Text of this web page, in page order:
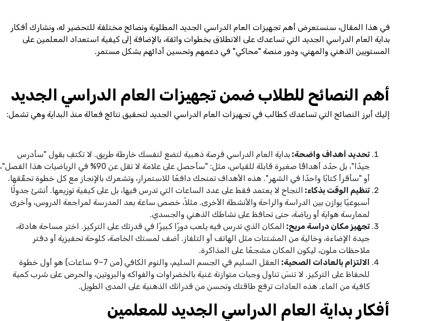
في هذا المقال، سنستعرض أهم تجهيزات العام الدراسي الجديد المطلوبة ونصائح مختلفة للتحضير له، ونشارك أفكار
بداية العام الدراسي الجديد التي تساعدك على الانطلاق بخطوات واثقة، بالإضافة إلى كيفية استعداد المعلمين على
المستويين الذهني والمهني، ودور منصة "محاكي" في دعمهم وتحسين أدائهم بشكل مستمر.
أهم النصائح للطلاب ضمن تجهيزات العام الدراسي الجديد
إليك أبرز النصائح التي تساعدك كطالب في تجهيزات العام الدراسي الجديد لتحقيق نتائج فعالة منذ البداية وهي تشمل:
تحديد أهداف واضحة: بداية العام الدراسي فرصة ذهبية لتضع لنفسك خارطة طريق. لا تكتفِ بقول "سأدرس
جيدًا"، بل حدّد أهدافًا صغيرة قابلة للقياس، مثل: "سأحصل على علامة لا تقل عن 90% في الرياضيات هذا الفصل"،
أو "سأقرأ كتابًا واحدًا في الشهر". هذه الأهداف تمنحك دافعًا للاستمرار، وتشعرك بالإنجاز مع كل خطوة تحقّقها.
تنظيم الوقت بذكاء: النجاح لا يعتمد فقط على عدد الساعات التي تدرس فيها، بل على كيفية توزيعها. أنشئ جدولًا
أسبوعيًا يوازن بين الدراسة والراحة والأنشطة الأخرى. مثلاً، خصص ساعة بعد المدرسة لمراجعة الدروس، وأخرى
لممارسة هواية أو رياضة، حتى تحافظ على نشاطك الذهني والجسدي.
تجهيز مكان دراسة مريح: المكان الذي تدرس فيه يلعب دورًا كبيرًا في قدرتك على التركيز. اختر مساحة هادئة،
جيدة الإضاءة، وخالية من المشتتات مثل الهاتف أو التلفاز. أضف لمستك الخاصة، كلوحة تحفيزية أو دفتر
ملاحظات ملون، ليكون المكان مشجعًا على المذاكرة.
الالتزام بالعادات الصحية:
العقل السليم في الجسم السليم، والنوم الكافي (من 7–9 ساعات) هو أول خطوة
للحفاظ على التركيز. لا تنسَ تناول وجبات متوازنة غنية بالخضراوات والفواكه والبروتين، والحرص على شرب كمية
كافية من الماء. هذه العادات ترفع طاقتك وتحسن من قدراتك الذهنية على المدى الطويل.
أفكار بداية العام الدراسي الجديد للمعلمين